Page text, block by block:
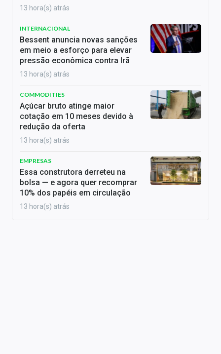
13 hora(s) atrás
INTERNACIONAL
Bessent anuncia novas sanções
em meio a esforço para elevar
pressão econômica contra Irã
13 hora(s) atrás
COMMODITIES
Açúcar bruto atinge maior
cotação em 10 meses devido à
redução da oferta
13 hora(s) atrás
EMPRESAS
Essa construtora derreteu na
bolsa — e agora quer recomprar
10% dos papéis em circulação
13 hora(s) atrás